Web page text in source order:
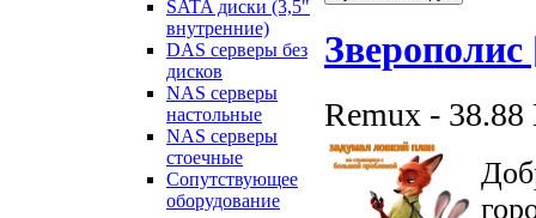
SATA диски (3,5"
внутренние)
DAS серверы без
дисков
NAS серверы
настольные
NAS серверы
стоечные
Сопутствующее
оборудование
Remux - 38.88